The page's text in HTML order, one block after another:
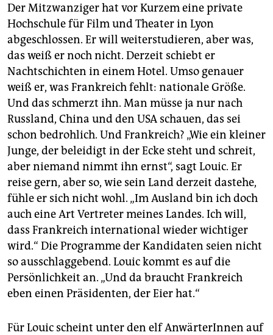
Der Mitzwanziger hat vor Kurzem eine private
Hochschule für Film und Theater in Lyon
abgeschlossen. Er will weiterstudieren, aber was,
das weiß er noch nicht. Derzeit schiebt er
Nachtschichten in einem Hotel. Umso genauer
weiß er, was Frankreich fehlt: nationale Größe.
Und das schmerzt ihn. Man müsse ja nur nach
Russland, China und den USA schauen, das sei
schon bedrohlich. Und Frankreich? „Wie ein kleiner
Junge, der beleidigt in der Ecke steht und schreit,
aber niemand nimmt ihn ernst“, sagt Louic. Er
reise gern, aber so, wie sein Land derzeit dastehe,
fühle er sich nicht wohl. „Im Ausland bin ich doch
auch eine Art Vertreter meines Landes. Ich will,
dass Frankreich international wieder wichtiger
wird.“ Die Programme der Kandidaten seien nicht
so ausschlaggebend. Louic kommt es auf die
Persönlichkeit an. „Und da braucht Frankreich
eben einen Präsidenten, der Eier hat.“
Für Louic scheint unter den elf AnwärterInnen auf